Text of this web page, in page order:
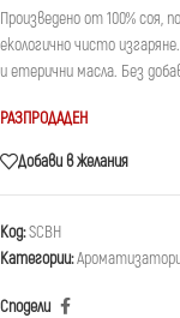
Произведено от 100% соя,
екологично чисто
и етерични масла. Без
РАЗПРОДАДЕН
Добави в желания
Код:SCBH
Категории:
Сподели